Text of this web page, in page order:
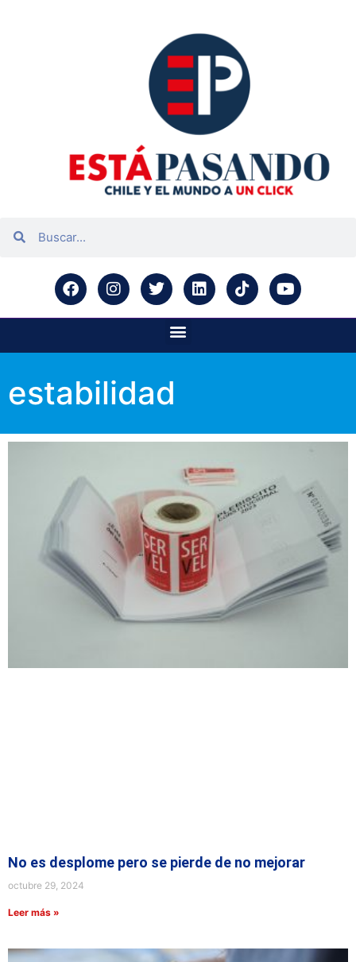
estabilidad
No es desplome pero se pierde de no mejorar
octubre 29, 2024
Leer más »